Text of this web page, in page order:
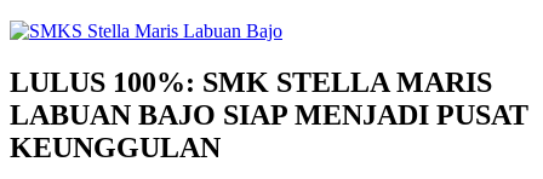
LULUS 100%: SMK STELLA MARIS
LABUAN BAJO SIAP MENJADI PUSAT
KEUNGGULAN